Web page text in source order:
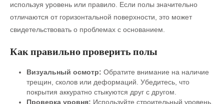
используя уровень или правило. Если полы значительно
отличаются от горизонтальной поверхности, это может
свидетельствовать о проблемах с основанием.
Как правильно проверить полы
Визуальный осмотр: Обратите внимание на наличие
трещин, сколов или деформаций. Убедитесь, что
покрытия аккуратно стыкуются друг с другом.
Проверка уровня: Используйте строительный уровень,